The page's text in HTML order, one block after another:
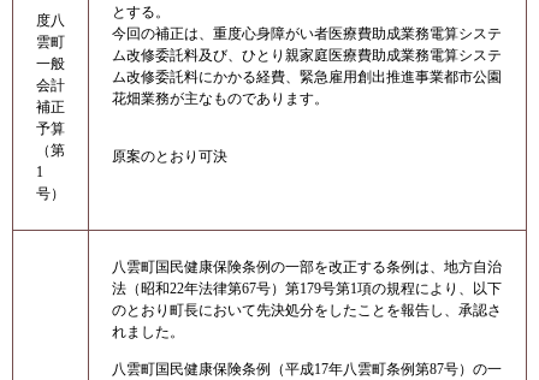
度八
雲町
一般
会計
補正
予算
（第
1
号）
とする。
今回の補正は、重度心身障がい者医療費助成業務電算システ
ム改修委託料及び、ひとり親家庭医療費助成業務電算システ
ム改修委託料にかかる経費、緊急雇用創出推進事業都市公園
花畑業務が主なものであります。
原案のとおり可決
八雲町国民健康保険条例の一部を改正する条例は、地方自治
法（昭和22年法律第67号）第179号第1項の規程により、以下
のとおり町長において先決処分をしたことを報告し、承認さ
れました。
八雲町国民健康保険条例（平成17年八雲町条例第87号）の一